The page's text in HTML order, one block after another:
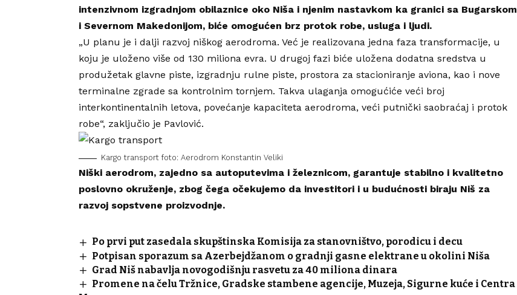
intenzivnom izgradnjom obilaznice oko Niša i njenim nastavkom ka granici sa Bugarskom
i Severnom Makedonijom, biće omogućen brz protok robe, usluga i ljudi.
„U planu je i dalji razvoj niškog aerodroma. Već je realizovana jedna faza transformacije, u
koju je uloženo više od 130 miliona evra. U drugoj fazi biće uložena dodatna sredstva u
produžetak glavne piste, izgradnju rulne piste, prostora za stacioniranje aviona, kao i nove
terminalne zgrade sa kontrolnim tornjem. Takva ulaganja omogućiće veći broj
interkontinentalnih letova, povećanje kapaciteta aerodroma, veći putnički saobraćaj i protok
robe“, zaključio je Pavlović.
Kargo transport foto: Aerodrom Konstantin Veliki
Niški aerodrom, zajedno sa autoputevima i železnicom, garantuje stabilno i kvalitetno
poslovno okruženje, zbog čega očekujemo da investitori i u budućnosti biraju Niš za
razvoj sopstvene proizvodnje.
Po prvi put zasedala skupštinska Komisija za stanovništvo, porodicu i decu
Potpisan sporazum sa Azerbejdžanom o gradnji gasne elektrane u okolini Niša
Grad Niš nabavlja novogodišnju rasvetu za 40 miliona dinara
Promene na čelu Tržnice, Gradske stambene agencije, Muzeja, Sigurne kuće i Centra